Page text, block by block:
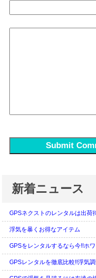
新着ニュース
GPSネクストのレンタルは出荷
浮気を暴くお得なアイテム
GPSをレンタルするなら今!!ホ
GPSレンタルを徹底比較!!浮気